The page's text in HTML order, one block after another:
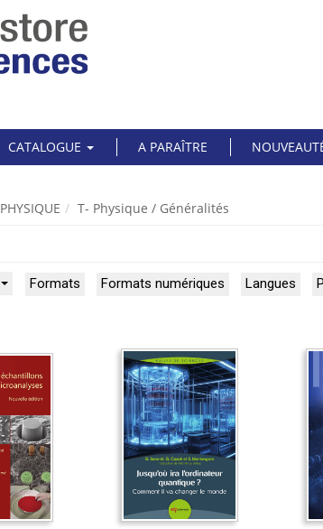
CATALOGUE A PARAÎTRE
PHYSIQUE T- Physique / Généralités
Formats Formats numériques Langues